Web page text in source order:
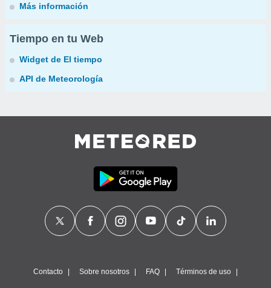
Más información
Tiempo en tu Web
Widget de El tiempo
API de Meteorología
Contacto Sobre nosotros FAQ Términos de uso